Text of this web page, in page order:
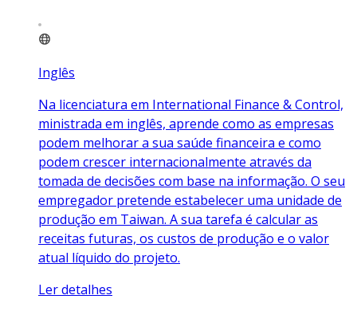
Inglês
Na licenciatura em International Finance & Control,
ministrada em inglês, aprende como as empresas
podem melhorar a sua saúde financeira e como
podem crescer internacionalmente através da
tomada de decisões com base na informação. O seu
empregador pretende estabelecer uma unidade de
produção em Taiwan. A sua tarefa é calcular as
receitas futuras, os custos de produção e o valor
atual líquido do projeto.
Ler detalhes